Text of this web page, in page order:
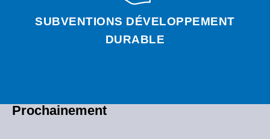
SUBVENTIONS DÉVELOPPEMENT
DURABLE
Prochainement